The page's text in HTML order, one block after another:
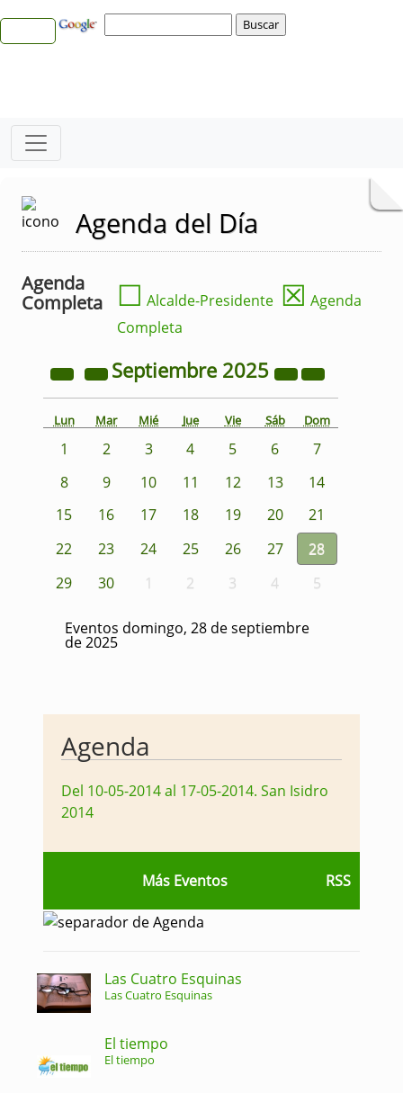
Agenda del Día
Agenda
Completa
☐ Alcalde-Presidente ☒ Agenda
Completa
Septiembre 2025
Lun Mar Mié Jue Vie Sáb Dom
1 2 3 4 5 6
7
8
9 10 11 12 13
14
15
16 17 18 19 20
21
22
23 24 25 26 27
28
29
30 1 2 3 4 5
Eventos domingo, 28 de septiembre
de 2025
Agenda
Del 10-05-2014 al 17-05-2014. San Isidro
2014
Más Eventos RSS
Las Cuatro Esquinas
Las Cuatro Esquinas
El tiempo
El tiempo